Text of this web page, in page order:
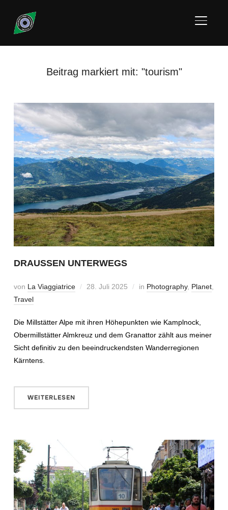
Beitrag markiert mit: "tourism"
DRAUSSEN UNTERWEGS
von La Viaggiatrice 28. Juli 2025 in Photography, Planet,
Travel
Die Millstätter Alpe mit ihren Höhepunkten wie Kamplnock,
Obermillstätter Almkreuz und dem Granattor zählt aus meiner
Sicht definitiv zu den beeindruckendsten Wanderregionen
Kärntens.
WEITERLESEN